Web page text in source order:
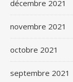
décembre 2021
novembre 2021
octobre 2021
septembre 2021